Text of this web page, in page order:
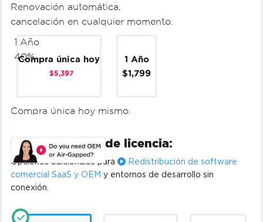
Complementos de licencia:
Opciones adicionales para
Redistribución de software
comercial SaaS y OEM y entornos de desarrollo sin
conexión.
Renovación automática,
cancelación en cualquier momento.
1 Año
40%
Compra única hoy
$5,397
1 Año
$1,799
Compra única hoy mismo.